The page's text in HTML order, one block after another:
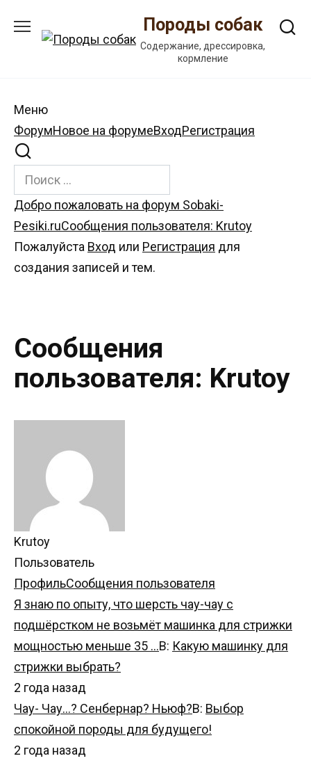
содержанию
Породы собак
Содержание, дрессировка,
кормление
Меню
Навигация
Форума
ФорумНовое на форумеВходРегистрация
Форум
breadcrumbs
-
Вы
Добро пожаловать на форум Sobaki-
Pesiki.ruСообщения пользователя: Krutoy
Пожалуйста Вход или Регистрация для
создания записей и тем.
Сообщения
пользователя: Krutoy
Krutoy
Пользователь
ПрофильСообщения пользователя
Я знаю по опыту, что шерсть чау-чау с
подшёрстком не возьмёт машинка для стрижки
мощностью меньше 35 …В: Какую машинку для
стрижки выбрать?
2 года назад
Чау- Чау...? Сенбернар? Ньюф?В: Выбор
спокойной породы для будущего!
2 года назад